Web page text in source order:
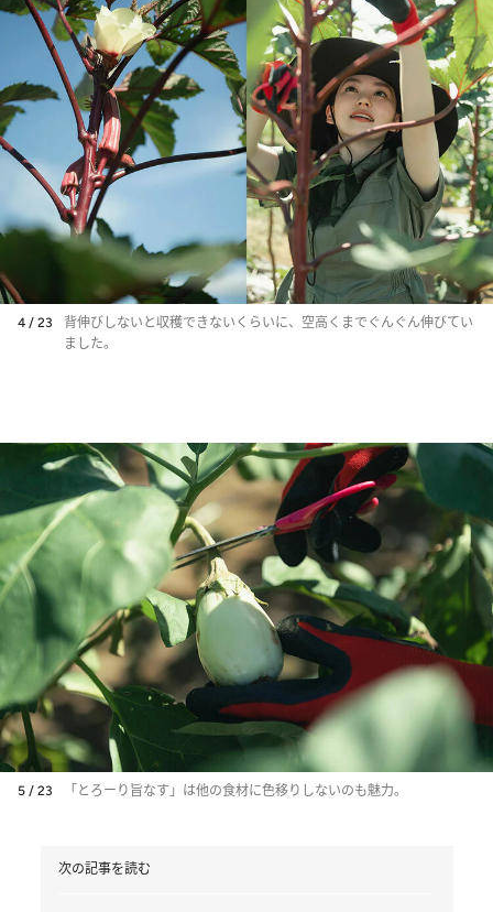
4 / 23
背伸びしないと収穫できないくらいに、空高くまでぐんぐん伸びてい
ました。
5 / 23 「とろーり旨なす」は他の食材に色移りしないのも魅力。
次の記事を読む